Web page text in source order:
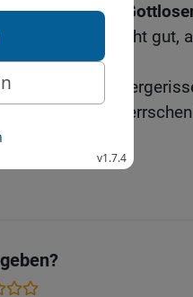
der vor einem
essen ist nicht gut,
ist eine Ehre.
Stadt mit
Geist nicht
Bibelgesellschaft